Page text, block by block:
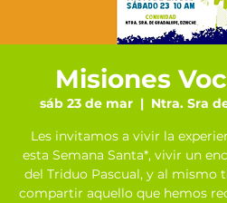
Misiones
sáb 23 de mar
  |
Ntra. Sra
Les invitamos a vivir la
esta Semana Santa*, vivir un
del Triduo Pascual, y al mismo
compartir aquello que hemos